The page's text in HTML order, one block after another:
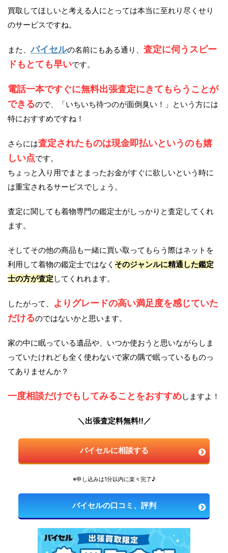
買取してほしいと考える人にとっては本当に至れり尽くせり
のサービスですね。
また、バイセルの名前にもある通り、 査定に伺うスピー
ドもとても早いです。
電話一本ですぐに無料出張査定にきてもらうことが
できるので、「いちいち待つのが面倒臭い！」という方には
特におすすめですね！
さらには査定されたものは現金即払いというのも嬉
しい点です。
ちょっと入り用でまとまったお金がすぐに欲しいという時に
は重宝されるサービスでしょう。
査定に関しても着物専門の鑑定士がしっかりと査定してくれ
ます。
そしてその他の商品も一緒に買い取ってもらう際はネットを
利用して着物の鑑定士ではなく そのジャンルに精通した鑑定
士の方が査定 してくれれます。
したがって、
よりグレードの高い満足度を感じていた
だけるのではないかと思います。
家の中に眠っている遺品や、いつか使おうと思いながらしま
っていたけれども全く使わないで家の隅で眠っているものっ
てありませんか？
一度相談だけでもしてみることをおすすめしますよ！
＼出張査定料無料!!／
バイセルに相談する
※申し込みは1分以内に楽々完了♪
バイセルの口コミ、評判